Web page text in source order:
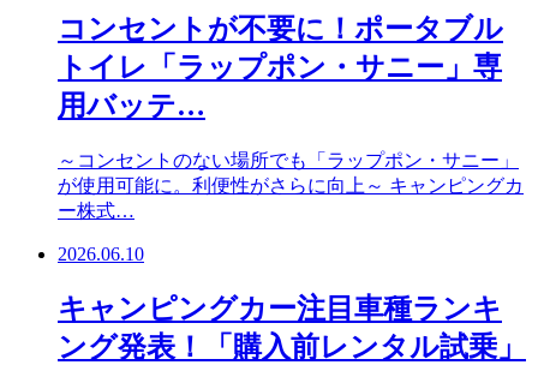
コンセントが不要に！ポータブル
トイレ「ラップポン・サニー」専
用バッテ…
～コンセントのない場所でも「ラップポン・サニー」
が使用可能に。利便性がさらに向上～ キャンピングカ
ー株式…
2026.06.10
キャンピングカー注目車種ランキ
ング発表！「購入前レンタル試乗」